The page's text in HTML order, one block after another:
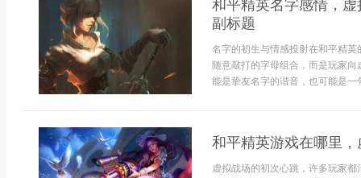
和平精英名字感情，
副标题
名字的初生与情感投射在和平精
随意敲打的字母组合，而是玩家
能是挚友名字的谐音，也可能是
和平精英游戏在哪里
虚拟战场的初次心跳，许多玩家